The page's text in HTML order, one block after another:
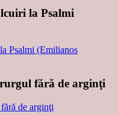
la Psalmi
fără de arginţi